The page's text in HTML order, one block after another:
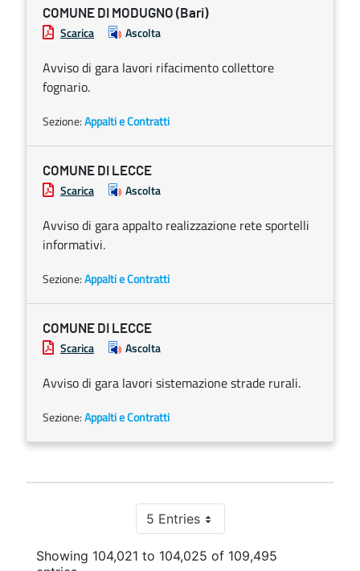
COMUNE DI MODUGNO (Bari)
Scarica Ascolta
Avviso di gara lavori rifacimento collettore
fognario.
Sezione:Appalti e Contratti
COMUNE DI LECCE
Scarica Ascolta
Avviso di gara appalto realizzazione rete sportelli
informativi.
Sezione:Appalti e Contratti
COMUNE DI LECCE
Scarica Ascolta
Avviso di gara lavori sistemazione strade rurali.
Sezione:Appalti e Contratti
5 EntriesPer Page
Showing 104,021 to 104,025 of 109,495